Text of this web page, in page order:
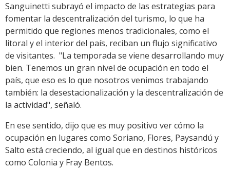
Sanguinetti subrayó el impacto de las estrategias para
fomentar la descentralización del turismo, lo que ha
permitido que regiones menos tradicionales, como el
litoral y el interior del país, reciban un flujo significativo
de visitantes. "La temporada se viene desarrollando muy
bien. Tenemos un gran nivel de ocupación en todo el
país, que eso es lo que nosotros venimos trabajando
también: la desestacionalización y la descentralización de
la actividad", señaló.
En ese sentido, dijo que es muy positivo ver cómo la
ocupación en lugares como Soriano, Flores, Paysandú y
Salto está creciendo, al igual que en destinos históricos
como Colonia y Fray Bentos.